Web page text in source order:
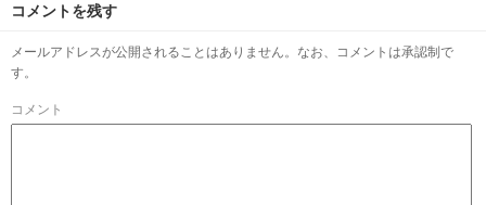
コメントを残す
メールアドレスが公開されることはありません。なお、コメントは承認制で
す。
コメント